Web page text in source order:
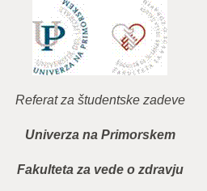
Referat za študentske zadeve
Univerza na Primorskem
Fakulteta za vede o zdravju